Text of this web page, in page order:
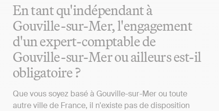
En tant qu'indépendant à
Gouville-sur-Mer, l'engagement
d'un expert-comptable de
Gouville-sur-Mer ou ailleurs est-il
obligatoire ?
Que vous soyez basé à Gouville-sur-Mer ou toute
autre ville de France, il n'existe pas de disposition